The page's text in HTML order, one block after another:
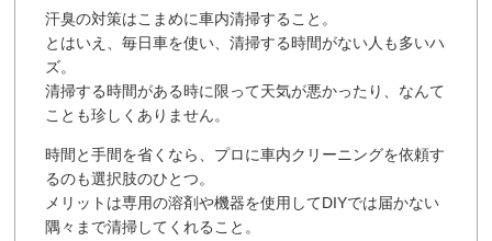
汗臭の対策はこまめに車内清掃すること。
とはいえ、毎日車を使い、清掃する時間がない人も多いハ
ズ。
清掃する時間がある時に限って天気が悪かったり、なんて
ことも珍しくありません。
時間と手間を省くなら、プロに車内クリーニングを依頼す
るのも選択肢のひとつ。
メリットは専用の溶剤や機器を使用してDIYでは届かない
隅々まで清掃してくれること。